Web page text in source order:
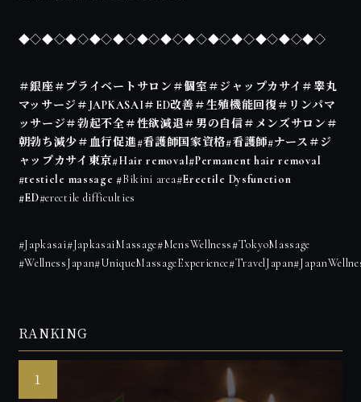
◆◇◆◇◆◇◆◇◆◇◆◇◆◇◆◇◆◇◆◇◆◇◆◇◆◇
＃銀座＃プライベートサロン＃個室＃ジャップカサイ＃睾丸
マッサージ＃JAPKASAI＃ED改善＃生殖機能回復＃リンパマ
ッサージ＃勃起不全＃性欲減退＃男の自信＃メンズサロン＃
朝勃ち減少＃血行促進#看護師国家資格#看護師#ナース＃ジ
ャップカサイ東京#Hair removal#Permanent hair removal
#testicle massage #Bikini area#Erectile Dysfunction
#ED#erectile difficulties
#Japkasai#JapkasaiMassage#MensWellness#TokyoMassage
RANKING